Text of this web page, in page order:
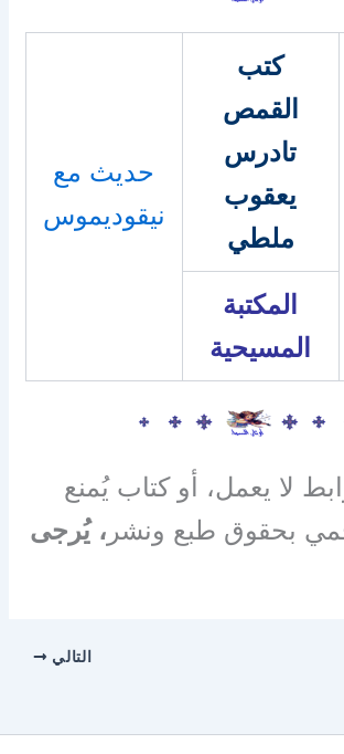
كتب
القمص
تادرس
يعقوب
ملطي
حديث مع
نيقوديموس
المكتبة
المسيحية
لا يعمل، أو كتاب يُمنع
بحقوق طبع ونشر ، يُرجى
التالي